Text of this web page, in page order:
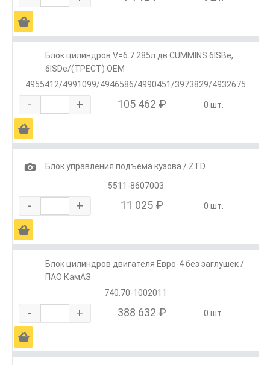
Ä
Блок цилиндров V=6.7 285л.дв.CUMMINS 6ISBe,
6ISDe/(ТРЕСТ) OEM
4955412/4991099/4946586/4990451/3973829/4932675
- + 105 462 ₽ 0 шт.
Ä
1
Блок управления подъема кузова / ZTD
5511-8607003
- + 11 025 ₽ 0 шт.
Ä
Блок цилиндров двигателя Евро-4 без заглушек /
ПАО КамАЗ
740.70-1002011
- + 388 632 ₽ 0 шт.
Ä